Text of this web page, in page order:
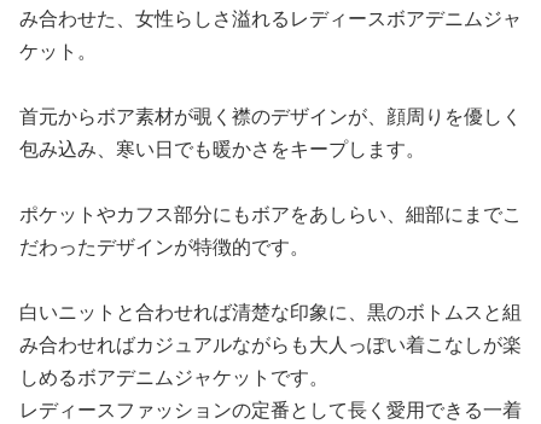
み合わせた、女性らしさ溢れるレディースボアデニムジャ
ケット。
首元からボア素材が覗く襟のデザインが、顔周りを優しく
包み込み、寒い日でも暖かさをキープします。
ポケットやカフス部分にもボアをあしらい、細部にまでこ
だわったデザインが特徴的です。
白いニットと合わせれば清楚な印象に、黒のボトムスと組
み合わせればカジュアルながらも大人っぽい着こなしが楽
しめるボアデニムジャケットです。
レディースファッションの定番として長く愛用できる一着